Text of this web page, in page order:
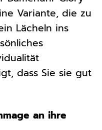
Variante, die zu
Lächeln ins
dass Sie sie gut
an ihre